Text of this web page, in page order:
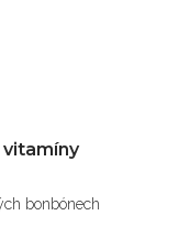
bonbónech